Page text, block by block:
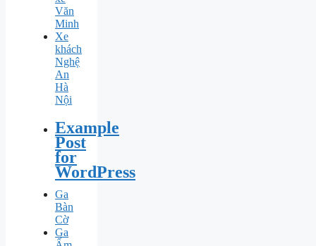
Văn
Minh
Xe
khách
Nghệ
An
Hà
Nội
Example
Post
for
WordPress
Ga
Bàn
Cờ
Ga